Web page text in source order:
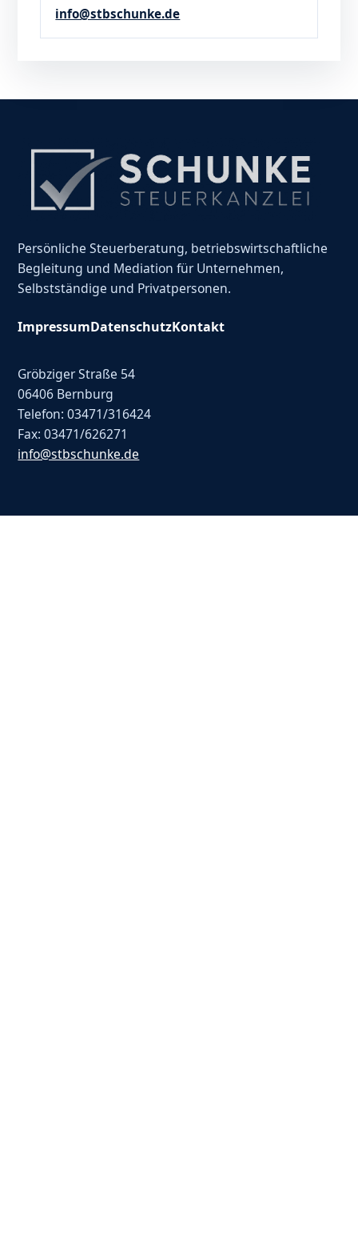
info@stbschunke.de
Persönliche Steuerberatung, betriebswirtschaftliche
Begleitung und Mediation für Unternehmen,
Selbstständige und Privatpersonen.
ImpressumDatenschutzKontakt
Gröbziger Straße 54
06406 Bernburg
Telefon: 03471/316424
Fax: 03471/626271
info@stbschunke.de